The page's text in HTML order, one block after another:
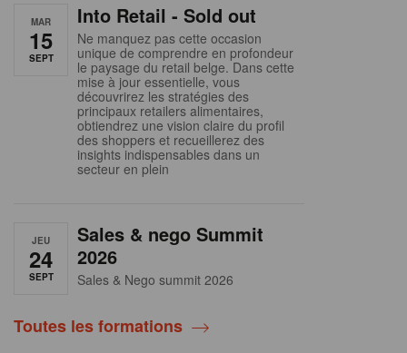
MAR
15
SEPT
Into Retail - Sold out
Ne manquez pas cette occasion
unique de comprendre en profondeur
le paysage du retail belge. Dans cette
mise à jour essentielle, vous
découvrirez les stratégies des
principaux retailers alimentaires,
obtiendrez une vision claire du profil
des shoppers et recueillerez des
insights indispensables dans un
secteur en plein
JEU
24
SEPT
Sales & nego Summit
2026
Sales & Nego summit 2026
Toutes les formations